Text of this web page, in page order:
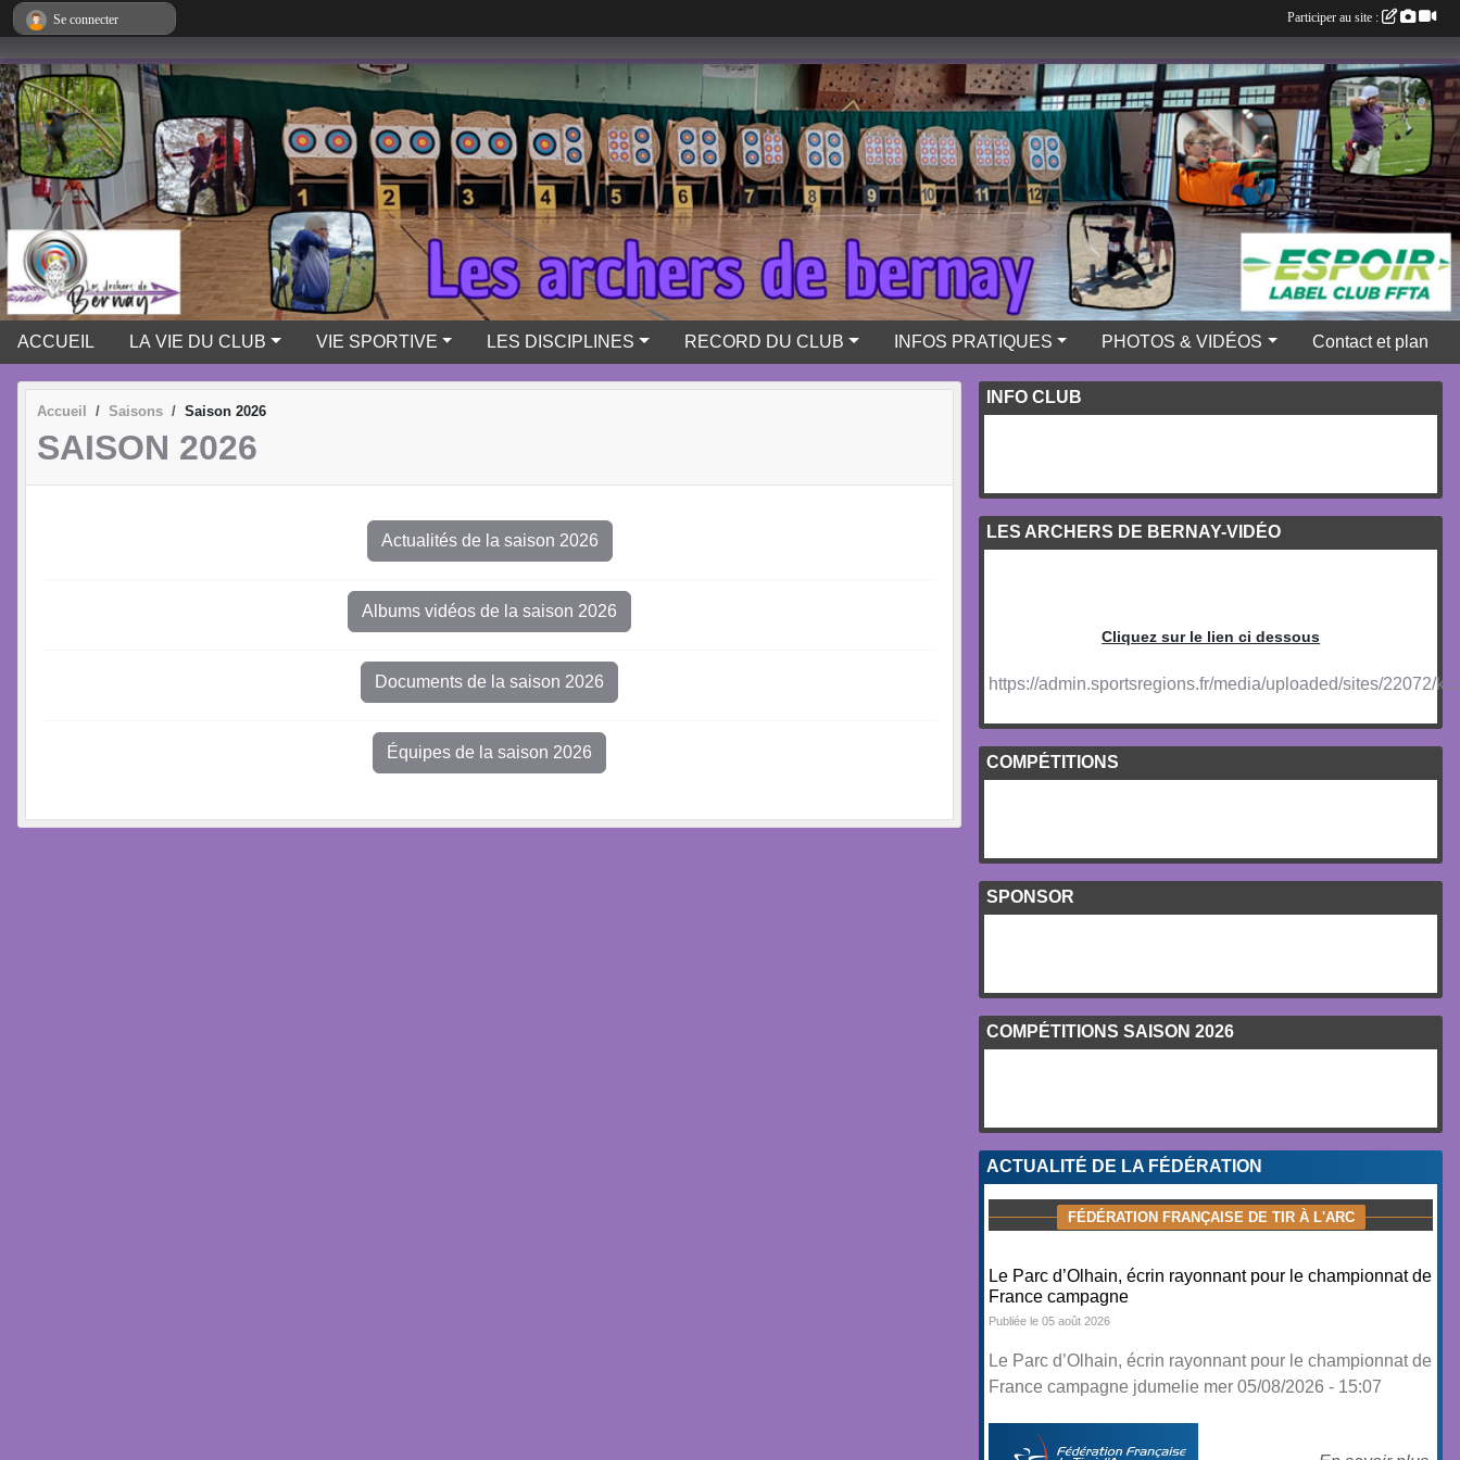
ACCUEIL LA VIE DU CLUB VIE SPORTIVE LES DISCIPLINES RECORD DU CLUB INFOS PRATIQUES PHOTOS & VIDÉOS Contact et plan
Accueil Saisons Saison 2026
SAISON 2026
Actualités de la saison 2026
Albums vidéos de la saison 2026
Documents de la saison 2026
Équipes de la saison 2026
INFO CLUB
LES ARCHERS DE BERNAY-VIDÉO
Cliquez sur le lien ci dessous
https://admin.sportsregions.fr/media/uploaded/sites/22072/
COMPÉTITIONS
SPONSOR
COMPÉTITIONS SAISON 2026
ACTUALITÉ DE LA FÉDÉRATION
FÉDÉRATION FRANÇAISE DE TIR À L'ARC
Le Parc d’Olhain, écrin rayonnant pour le championnat de
France campagne
Publiée le 05 août 2026
Le Parc d’Olhain, écrin rayonnant pour le championnat de
France campagne jdumelie mer 05/08/2026 - 15:07
Se connecter Participer au site :
Panneau de gestion des cookies